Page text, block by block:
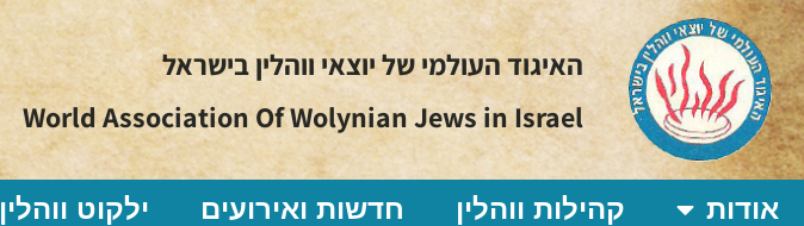
האיגוד העולמי של יוצאי ווהלין בישראל
World Association Of Wolynian Jews in Israel
אודות קהילות ווהלין חדשות ואירועים ילקוט ווהלין